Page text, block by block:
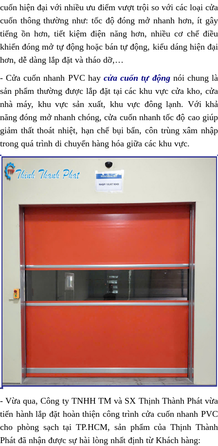
cuốn hiện đại với nhiều ưu điểm vượt trội so với các loại cửa
cuốn thông thường như: tốc độ đóng mở nhanh hơn, ít gây
tiếng ồn hơn, tiết kiệm điện năng hơn, nhiều cơ chế điều
khiển đóng mở tự động hoặc bán tự động, kiểu dáng hiện đại
hơn, dễ dàng lắp đặt và tháo dỡ,…
- Cửa cuốn nhanh PVC hay cửa cuốn tự độngnói chung là
sản phẩm thường được lắp đặt tại các khu vực cửa kho, cửa
nhà máy, khu vực sản xuất, khu vực đông lạnh. Với khả
năng đóng mở nhanh chóng, cửa cuốn nhanh tốc độ cao giúp
giảm thất thoát nhiệt, hạn chế bụi bẩn, côn trùng xâm nhập
trong quá trình di chuyển hàng hóa giữa các khu vực.
- Vừa qua, Công ty TNHH TM và SX Thịnh Thành Phát vừa
tiến hành lắp đặt hoàn thiện công trình cửa cuốn nhanh PVC
cho phòng sạch tại TP.HCM, sản phẩm của Thịnh Thành
Phát đã nhận được sự hài lòng nhất định từ Khách hàng: